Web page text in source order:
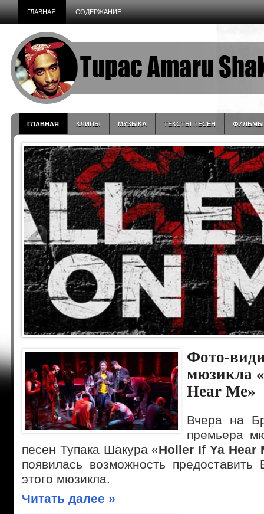
ГЛАВНАЯ СОДЕРЖАНИЕ
ГЛАВНАЯ КЛИПЫ МУЗЫКА ТЕКСТЫ ПЕСЕН ФИЛЬМЫ
Фото-
мюзикла
Hear Me»
Вчера на
премьера
песен Тупака Шакура «Holler If Ya Hear
появилась возможность
этого мюзикла.
Читать далее »